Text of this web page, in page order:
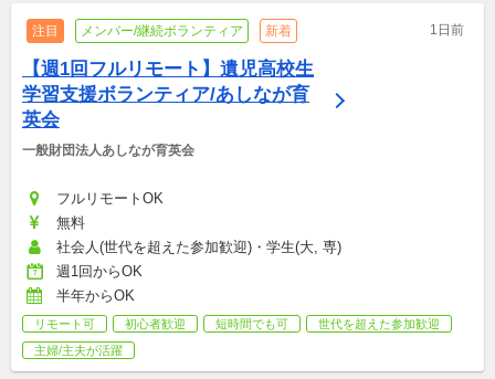
注目 メンバー/継続ボランティア 新着 1日前
【週1回フルリモート】遺児高校生
学習支援ボランティア/あしなが育
英会
一般財団法人あしなが育英会
フルリモートOK
無料
社会人(世代を超えた参加歓迎)・学生(大, 専)
週1回からOK
半年からOK
リモート可 初心者歓迎 短時間でも可
世代を超えた参加歓迎
主婦/主夫が活躍